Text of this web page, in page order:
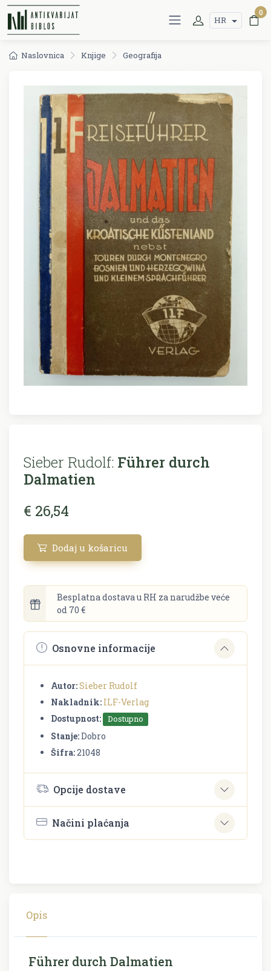
HR
0
Naslovnica Knjige Geografija
Sieber Rudolf: Führer durch
Dalmatien
€ 26,54
Dodaj u košaricu
Besplatna dostava u RH za narudžbe veće
od 70 €
Osnovne informacije
Autor:Sieber Rudolf
Nakladnik: ILF-Verlag
Dostupnost:
Dostupno
Stanje:Dobro
Šifra:21048
Opcije dostave
Načini plaćanja
Opis
Führer durch Dalmatien